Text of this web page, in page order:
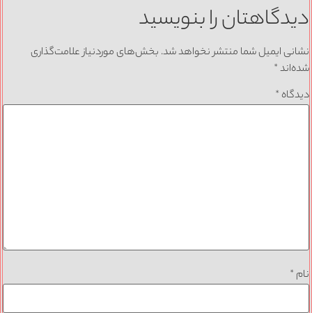
دیدگاهتان را بنویسید
نشانی ایمیل شما منتشر نخواهد شد. بخش‌های موردنیاز علامت‌گذاری
شده‌اند*
دیدگاه *
نام *